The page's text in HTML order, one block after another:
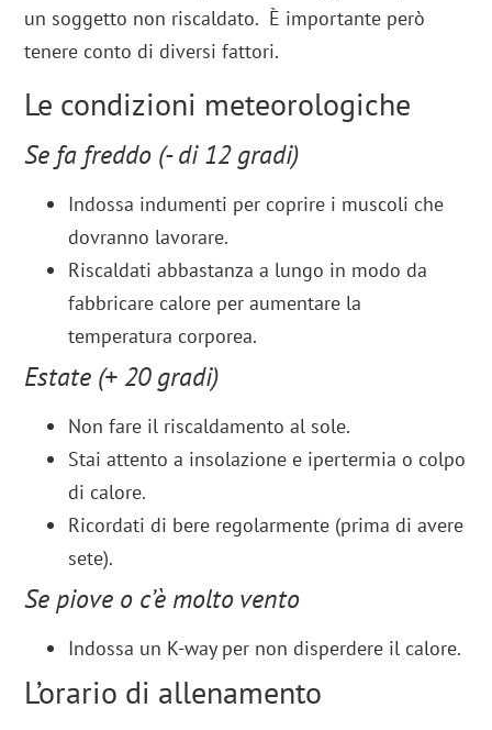
un soggetto non riscaldato. È importante però
tenere conto di diversi fattori.
Le condizioni meteorologiche
Se fa freddo (- di 12 gradi)
Indossa indumenti per coprire i muscoli che
dovranno lavorare.
Riscaldati abbastanza a lungo in modo da
fabbricare calore per aumentare la
temperatura corporea.
Estate (+ 20 gradi)
Non fare il riscaldamento al sole.
Stai attento a insolazione e ipertermia o colpo
di calore.
Ricordati di bere regolarmente (prima di avere
sete).
Se piove o c’è molto vento
Indossa un K-way per non disperdere il calore.
L’orario di allenamento